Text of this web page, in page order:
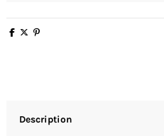
Description